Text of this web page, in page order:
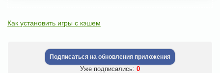
Как установить игры с кэшем
Подписаться на обновления приложения
Уже подписались: 0